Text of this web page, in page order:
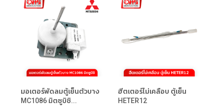
มอเตอร์พัดลมตู้เย็นตัวบาง
MC1086 มิตซูบิชิ...
ฮีตเตอร์ไม่เคลือบ ตู้เย็น
HETER12